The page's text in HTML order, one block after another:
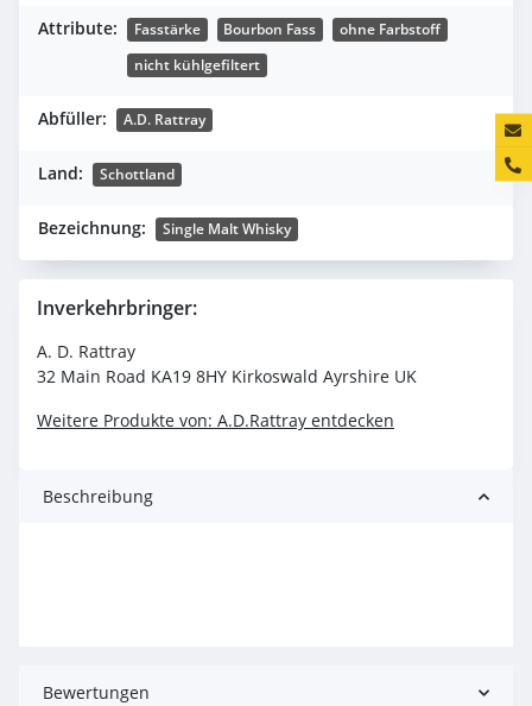
Attribute: Fasstärke Bourbon Fass
ohne Farbstoff
nicht kühlgefiltert
Abfüller: A.D. Rattray
Land: Schottland
Bezeichnung: Single Malt Whisky
Inverkehrbringer:
A. D. Rattray
32 Main Road KA19 8HY Kirkoswald Ayrshire UK
Weitere Produkte von: A.D.Rattray entdecken
Beschreibung
Bewertungen